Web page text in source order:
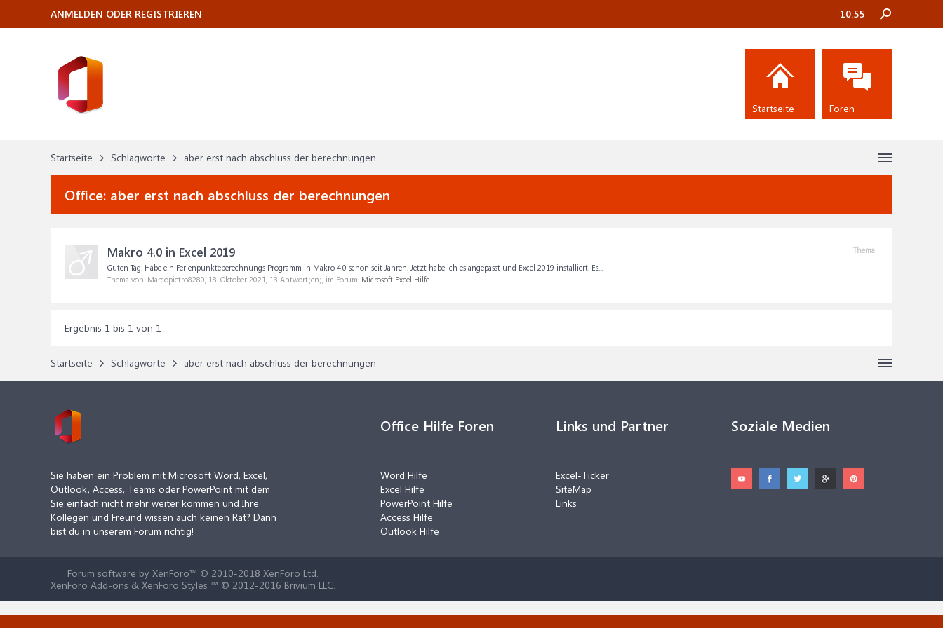
Startseite Schlagworte aber erst nach abschluss der berechnungen
Office: aber erst nach abschluss der berechnungen
Thema
Makro 4.0 in Excel 2019
Guten Tag. Habe ein Ferienpunkteberechnungs Programm in Makro 4.0 schon seit Jahren. Jetzt habe ich es angepasst und Excel 2019 installiert. Es...
Thema von: Marcopietro8280, 18. Oktober 2021, 13 Antwort(en), im Forum: Microsoft Excel Hilfe
Ergebnis 1 bis 1 von 1
Startseite Schlagworte aber erst nach abschluss der berechnungen
ANMELDEN ODER REGISTRIEREN 10:55
Startseite Foren
Sie haben ein Problem mit Microsoft Word, Excel,
Outlook, Access, Teams oder PowerPoint mit dem
Sie einfach nicht mehr weiter kommen und Ihre
Kollegen und Freund wissen auch keinen Rat? Dann
bist du in unserem Forum richtig!
Office Hilfe Foren
Word Hilfe
Excel Hilfe
PowerPoint Hilfe
Access Hilfe
Outlook Hilfe
Links und Partner
Excel-Ticker
SiteMap
Links
Soziale Medien
Forum software by XenForo™ © 2010-2018 XenForo Ltd.
XenForo Add-ons & XenForo Styles ™ © 2012-2016 Brivium LLC.